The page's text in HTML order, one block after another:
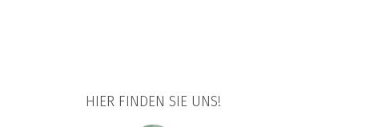
HIER FINDEN SIE UNS!